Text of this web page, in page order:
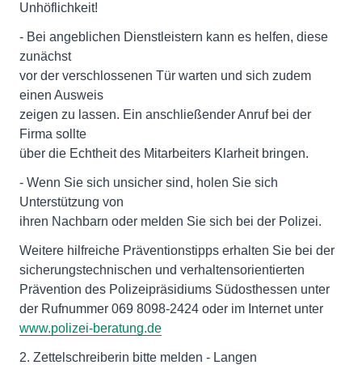
Unhöflichkeit!
- Bei angeblichen Dienstleistern kann es helfen, diese
zunächst
vor der verschlossenen Tür warten und sich zudem
einen Ausweis
zeigen zu lassen. Ein anschließender Anruf bei der
Firma sollte
über die Echtheit des Mitarbeiters Klarheit bringen.
- Wenn Sie sich unsicher sind, holen Sie sich
Unterstützung von
ihren Nachbarn oder melden Sie sich bei der Polizei.
Weitere hilfreiche Präventionstipps erhalten Sie bei der
sicherungstechnischen und verhaltensorientierten
Prävention des Polizeipräsidiums Südosthessen unter
der Rufnummer 069 8098-2424 oder im Internet unter
www.polizei-beratung.de
2. Zettelschreiberin bitte melden - Langen